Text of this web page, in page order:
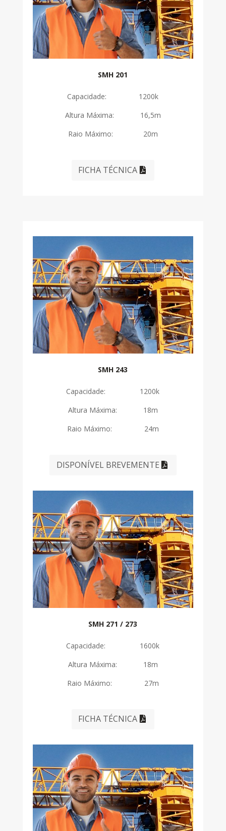
SMH 201
Capacidade: 1200k
Altura Máxima: 16,5m
Raio Máximo: 20m
FICHA TÉCNICA
SMH 243
Capacidade: 1200k
Altura Máxima: 18m
Raio Máximo: 24m
DISPONÍVEL BREVEMENTE
SMH 271 / 273
Capacidade: 1600k
Altura Máxima: 18m
Raio Máximo: 27m
FICHA TÉCNICA